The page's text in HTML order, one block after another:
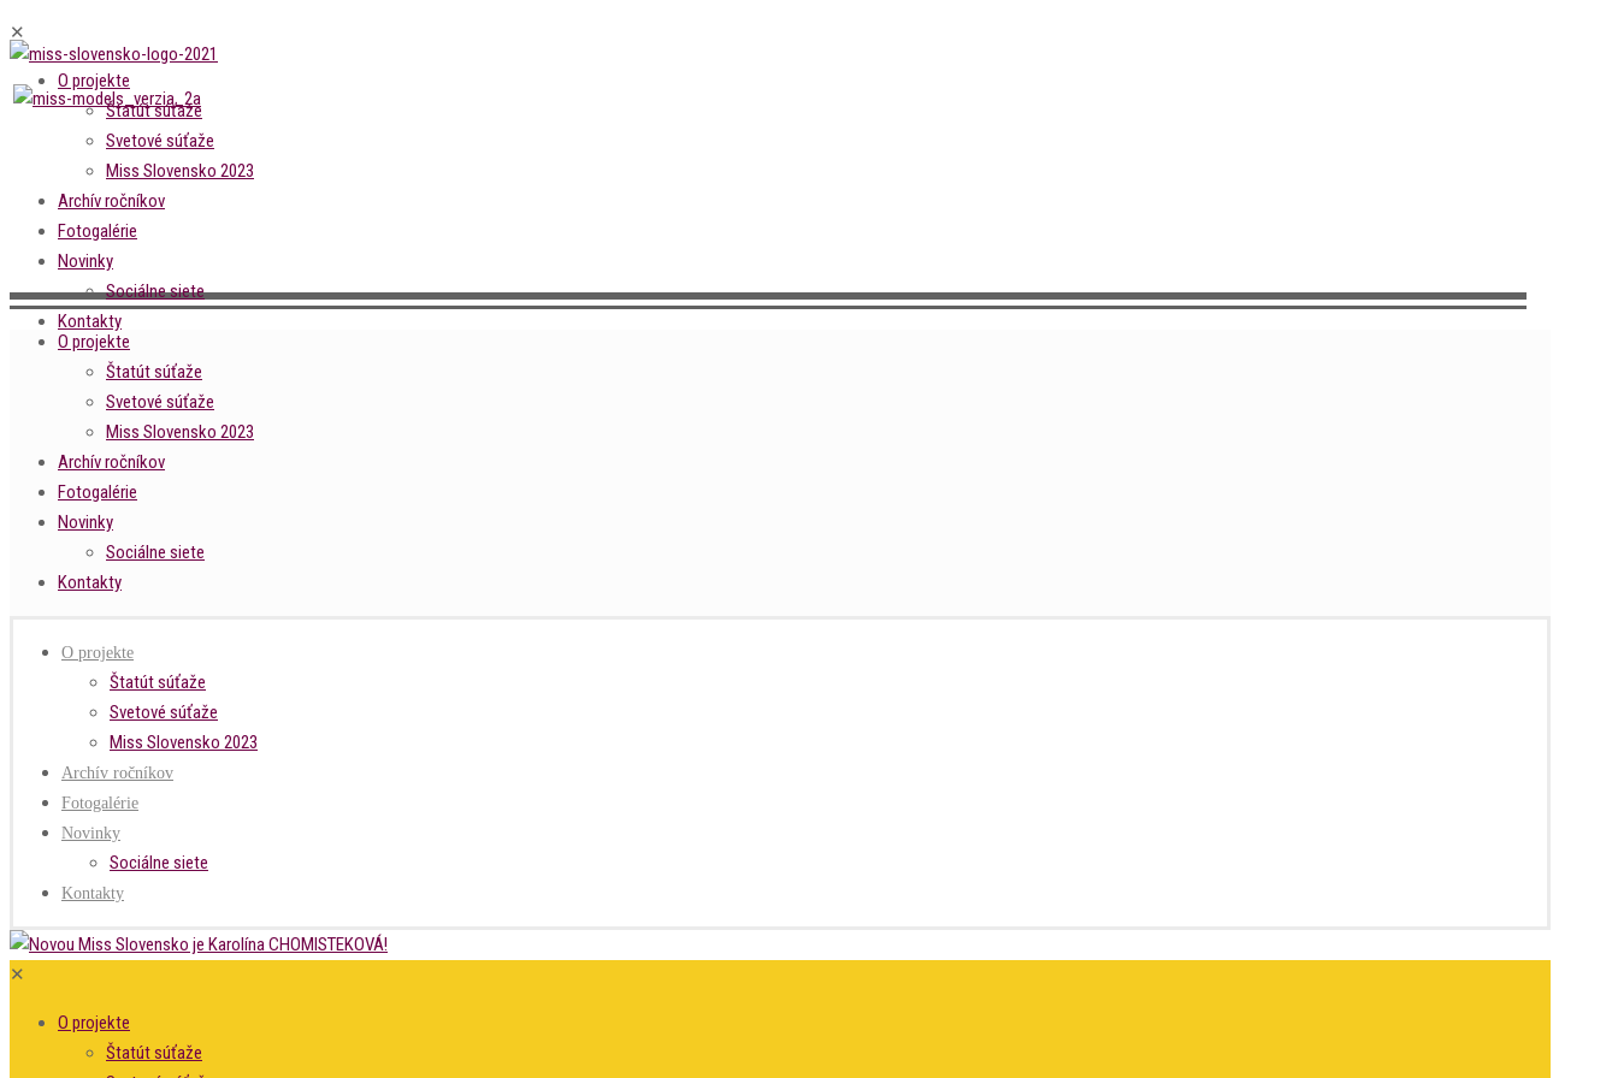
✕
O projekte
Štatút súťaže
Svetové súťaže
Miss Slovensko 2023
Archív ročníkov
Fotogalérie
Novinky
Sociálne siete
Kontakty
O projekte
Štatút súťaže
Svetové súťaže
Miss Slovensko 2023
Archív ročníkov
Fotogalérie
Novinky
Sociálne siete
Kontakty
O projekte
Štatút súťaže
Svetové súťaže
Miss Slovensko 2023
Archív ročníkov
Fotogalérie
Novinky
Sociálne siete
Kontakty
✕
O projekte
Štatút súťaže